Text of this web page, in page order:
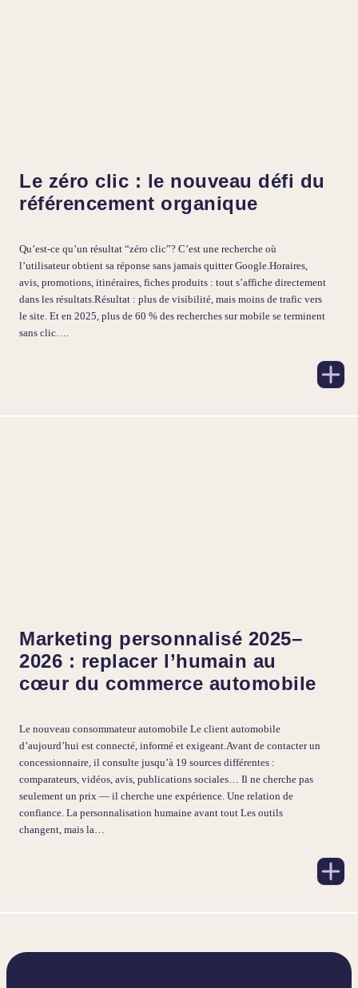
Le zéro clic : le nouveau défi du
référencement organique
Qu’est-ce qu’un résultat “zéro clic”? C’est une recherche où
l’utilisateur obtient sa réponse sans jamais quitter Google.Horaires,
avis, promotions, itinéraires, fiches produits : tout s’affiche directement
dans les résultats.Résultat : plus de visibilité, mais moins de trafic vers
le site. Et en 2025, plus de 60 % des recherches sur mobile se terminent
sans clic….
Marketing personnalisé 2025–
2026 : replacer l’humain au
cœur du commerce automobile
Le nouveau consommateur automobile Le client automobile
d’aujourd’hui est connecté, informé et exigeant.Avant de contacter un
concessionnaire, il consulte jusqu’à 19 sources différentes :
comparateurs, vidéos, avis, publications sociales… Il ne cherche pas
seulement un prix — il cherche une expérience. Une relation de
confiance. La personnalisation humaine avant tout Les outils
changent, mais la…